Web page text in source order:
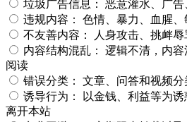
垃圾广告信息： 恶意灌水、广
违规内容： 色情、暴力、血腥
不友善内容：
人身攻击、挑衅
内容结构混乱： 逻辑不清，内
阅读
错误分类： 文章、问答和视频
诱导行为：
以金钱、利益等为
离开本站